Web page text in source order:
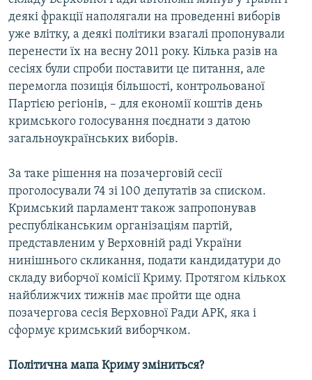
деякі фракції наполягали на проведенні виборів
уже влітку, а деякі політики взагалі пропонували
перенести їх на весну 2011 року. Кілька разів на
сесіях були спроби поставити це питання, але
перемогла позиція більшості, контрольованої
Партією регіонів, – для економії коштів день
кримського голосування поєднати з датою
загальноукраїнських виборів.
За таке рішення на позачерговій сесії
проголосували 74 зі 100 депутатів за списком.
Кримський парламент також запропонував
республіканським організаціям партій,
представленим у Верховній раді України
нинішнього скликання, подати кандидатури до
складу виборчої комісії Криму. Протягом кількох
найближчих тижнів має пройти ще одна
позачергова сесія Верховної Ради АРК, яка і
сформує кримський виборчком.
Політична мапа Криму зміниться?